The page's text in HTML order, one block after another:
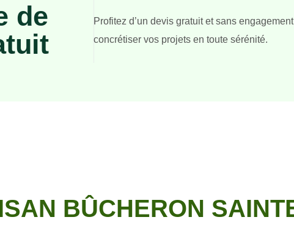
de
Profitez d’un devis gratuit et sans
concrétiser vos projets en toute sérénité.
BÛCHERON